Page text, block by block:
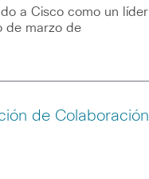
a Cisco como un líder
de marzo de
de Colaboración